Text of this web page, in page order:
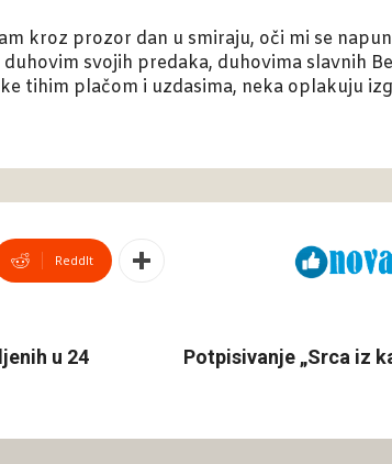
kroz prozor dan u smiraju, oči mi se
svojih predaka, duhovima slavnih
tihim plačom i uzdasima, neka oplakuju
ReddIt
u 24
Potpisivanje „Srca iz